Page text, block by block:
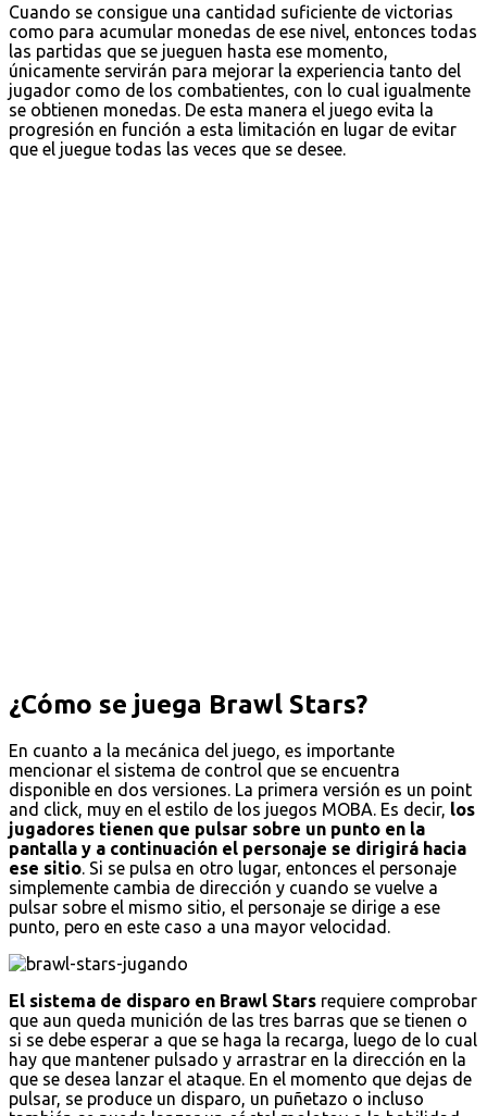
Cuando se consigue una cantidad suficiente de victorias
como para acumular monedas de ese nivel, entonces todas
las partidas que se jueguen hasta ese momento,
únicamente servirán para mejorar la experiencia tanto del
jugador como de los combatientes, con lo cual igualmente
se obtienen monedas. De esta manera el juego evita la
progresión en función a esta limitación en lugar de evitar
que el juegue todas las veces que se desee.
¿Cómo se juega Brawl Stars?
En cuanto a la mecánica del juego, es importante
mencionar el sistema de control que se encuentra
disponible en dos versiones. La primera versión es un point
and click, muy en el estilo de los juegos MOBA. Es decir, los
jugadores tienen que pulsar sobre un punto en la
pantalla y a continuación el personaje se dirigirá hacia
ese sitio. Si se pulsa en otro lugar, entonces el personaje
simplemente cambia de dirección y cuando se vuelve a
pulsar sobre el mismo sitio, el personaje se dirige a ese
punto, pero en este caso a una mayor velocidad.
El sistema de disparo en Brawl Stars requiere comprobar
que aun queda munición de las tres barras que se tienen o
si se debe esperar a que se haga la recarga, luego de lo cual
hay que mantener pulsado y arrastrar en la dirección en la
que se desea lanzar el ataque. En el momento que dejas de
pulsar, se produce un disparo, un puñetazo o incluso